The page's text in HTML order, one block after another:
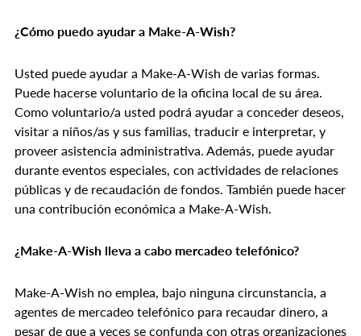
¿Cómo puedo ayudar a Make-A-Wish?
Usted puede ayudar a Make-A-Wish de varias formas.
Puede hacerse voluntario de la oficina local de su área.
Como voluntario/a usted podrá ayudar a conceder deseos,
visitar a niños/as y sus familias, traducir e interpretar, y
proveer asistencia administrativa. Además, puede ayudar
durante eventos especiales, con actividades de relaciones
públicas y de recaudación de fondos. También puede hacer
una contribución económica a Make-A-Wish.
¿Make-A-Wish lleva a cabo mercadeo telefónico?
Make-A-Wish no emplea, bajo ninguna circunstancia, a
agentes de mercadeo telefónico para recaudar dinero, a
pesar de que a veces se confunda con otras organizaciones